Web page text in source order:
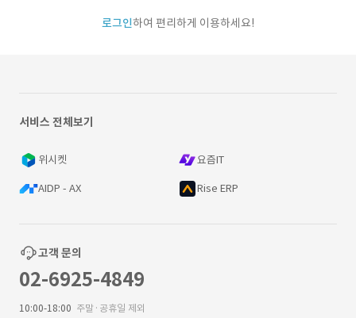
로그인하여 편리하게 이용하세요!
서비스 전체보기
위시켓 요즘IT
AIDP - AX Rise ERP
고객 문의
02-6925-4849
10:00-18:00 주말·공휴일 제외